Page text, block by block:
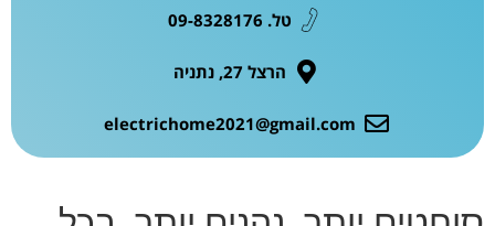
טל. 09-8328176
הרצל 27, נתניה
electrichome2021@gmail.com